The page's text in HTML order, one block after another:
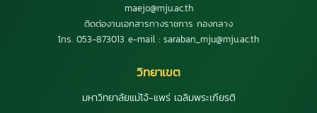
maejo@mju.ac.th
ติดต่องานเอกสารทางราชการ กองกลาง
โทร. 053-873013 e-mail : saraban_mju@mju.ac.th
วิทยาเขต
มหาวิทยาลัยแม่โจ้-แพร่ เฉลิมพระเกียรติ